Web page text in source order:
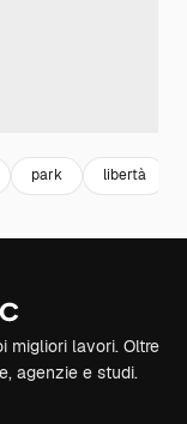
park libertà
migliori lavori. Oltre
agenzie e studi.